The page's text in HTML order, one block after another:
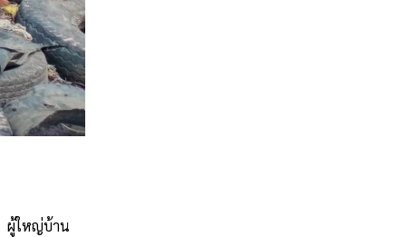
ผู้ใหญ่บ้าน